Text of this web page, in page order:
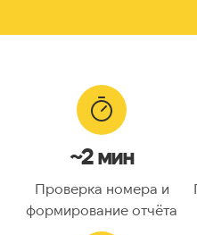
~2 мин
Проверка номера и
формирование отчёта